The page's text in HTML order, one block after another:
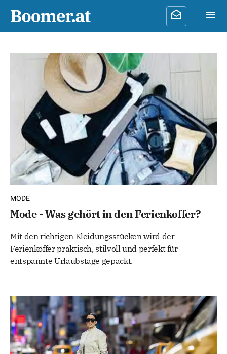
MODE
Mode - Was gehört in den Ferienkoffer?
Mit den richtigen Kleidungsstücken wird der
Ferienkoffer praktisch, stilvoll und perfekt für
entspannte Urlaubstage gepackt.